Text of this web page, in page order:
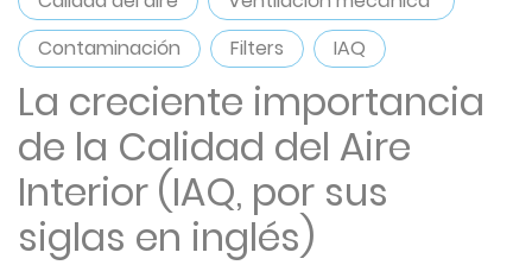
Contaminación
Filters IAQ
La creciente importancia
de la Calidad del Aire
Interior (IAQ, por sus
siglas en inglés)